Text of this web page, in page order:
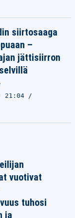
siirtosaaga
–
jättisiirron
21:04
vuotivat
tuhosi
ja